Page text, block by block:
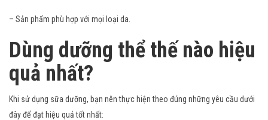
– Sản phẩm phù hợp với mọi loại da.
Dùng dưỡng thể thế nào hiệu
quả nhất?
Khi sử dụng sữa dưỡng, bạn nên thực hiện theo đúng những yêu cầu dưới
đây để đạt hiệu quả tốt nhất: